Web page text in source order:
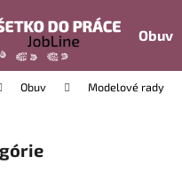
Obuv
Obuv Modelové rady